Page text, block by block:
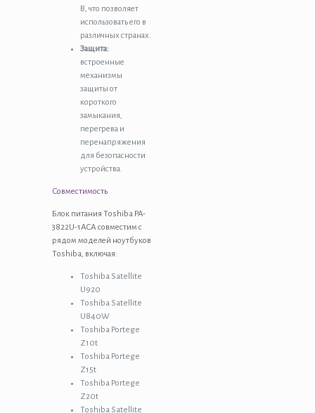
В, что позволяет
использовать его в
различных странах.
Защита:
встроенные
механизмы
защиты от
короткого
замыкания,
перегрева и
перенапряжения
для безопасности
устройства.
Совместимость
Блок питания Toshiba PA-
3822U-1ACA совместим с
рядом моделей ноутбуков
Toshiba, включая:
Toshiba Satellite
U920
Toshiba Satellite
U840W
Toshiba Portege
Z10t
Toshiba Portege
Z15t
Toshiba Portege
Z20t
Toshiba Satellite